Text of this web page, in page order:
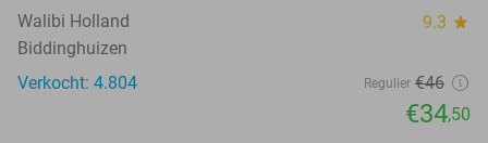
Walibi Holland 9.3 star
Biddinghuizen
Verkocht: 4.804
Regulier €46
€34,50